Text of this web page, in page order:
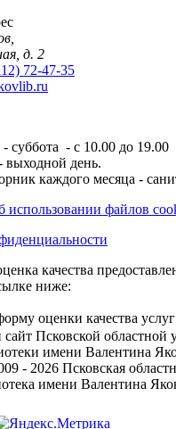
д. 2
72-47-35
суббота - с 10.00 до 19.00
выходной день.
каждого месяца -
использовании файлов
качества
ниже:
Псковской областной
имени Валентина
- 2026 Псковская
имени Валентина